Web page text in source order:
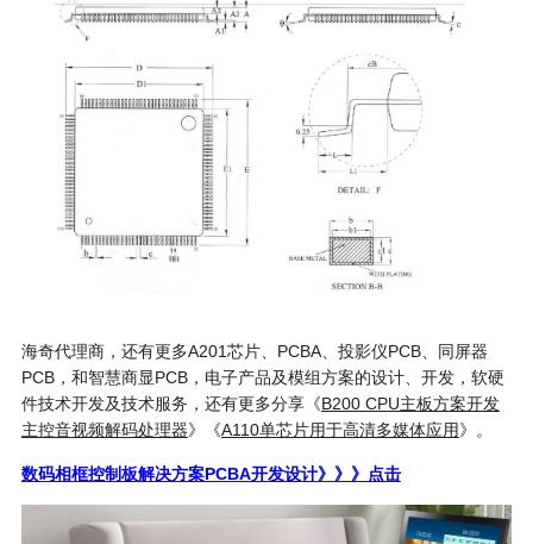
海奇代理商，还有更多A201芯片、PCBA、投影仪PCB、同屏器
PCB，和智慧商显PCB，电子产品及模组方案的设计、开发，软硬
件技术开发及技术服务，还有更多分享《B200 CPU主板方案开发
主控音视频解码处理器》《A110单芯片用于高清多媒体应用》。
数码相框控制板解决方案PCBA开发设计》》》点击